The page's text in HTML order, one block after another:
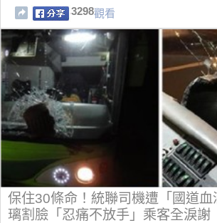
3298觀看
保住30條命！統聯司機遭「國道血
璃割臉「忍痛不放手」乘客全淚謝